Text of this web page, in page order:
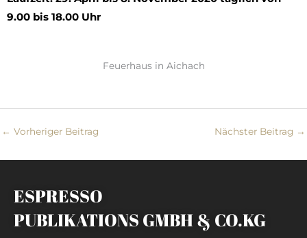
9.00 bis 18.00 Uhr
Feuerhaus in Aichach
← Vorheriger Beitrag Nächster Beitrag →
ESPRESSO
PUBLIKATIONS GMBH & CO.KG